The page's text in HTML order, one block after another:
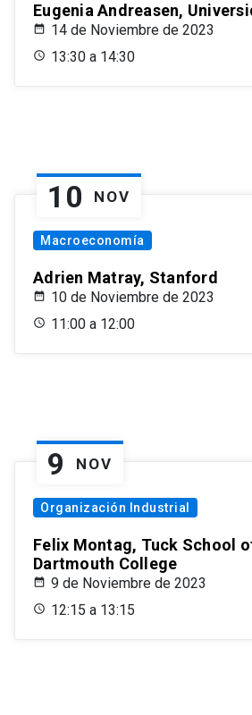
Eugenia Andreasen,
14 de Noviembre de 2023
13:30 a 14:30
10 NOV
Macroeconomía
Adrien Matray, Stanford
10 de Noviembre de 2023
11:00 a 12:00
9 NOV
Organización Industrial
Felix Montag, Tuck School
Dartmouth College
9 de Noviembre de 2023
12:15 a 13:15